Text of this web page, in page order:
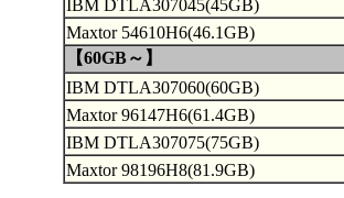
IBM DTLA307045(45GB)
Maxtor 54610H6(46.1GB)
【60GB～】
IBM DTLA307060(60GB)
Maxtor 96147H6(61.4GB)
IBM DTLA307075(75GB)
Maxtor 98196H8(81.9GB)